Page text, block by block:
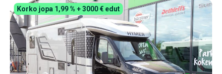
Korko jopa 1,99 % + 3000 € edut